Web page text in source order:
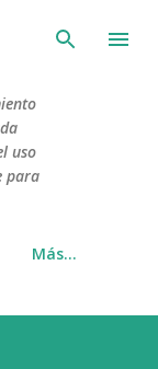
uso
para
Más…